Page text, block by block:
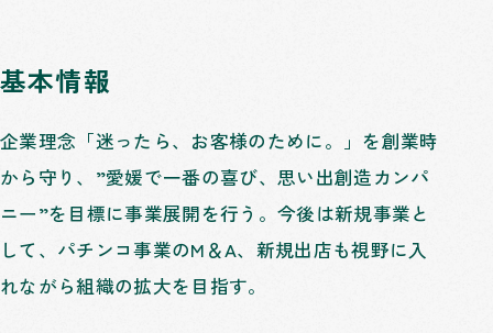
基本情報
企業理念「迷ったら、お客様のために。」を創業時
から守り、”愛媛で一番の喜び、思い出創造カンパ
ニー”を目標に事業展開を行う。今後は新規事業と
して、パチンコ事業のM＆A、新規出店も視野に入
れながら組織の拡大を目指す。